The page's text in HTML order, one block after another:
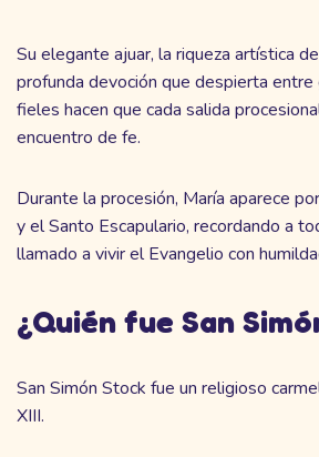
Su elegante ajuar, la riqueza artística
profunda devoción que despierta entre
fieles hacen que cada salida
encuentro de fe.
Durante la procesión, María aparece
y el Santo Escapulario, recordando a
llamado a vivir el Evangelio con
¿Quién fue San
San Simón Stock fue un religioso
XIII.